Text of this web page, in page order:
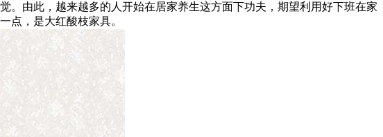
由此，越来越多的人开始在居家养生这方面下功夫，期望利用好下班在家
点，是大红酸枝家具。